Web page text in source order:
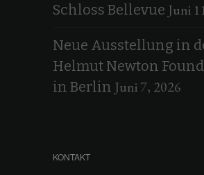
Schloss Bellevue Juni
Neue Ausstellung in
Helmut Newton
in Berlin Juni 7, 2026
KONTAKT